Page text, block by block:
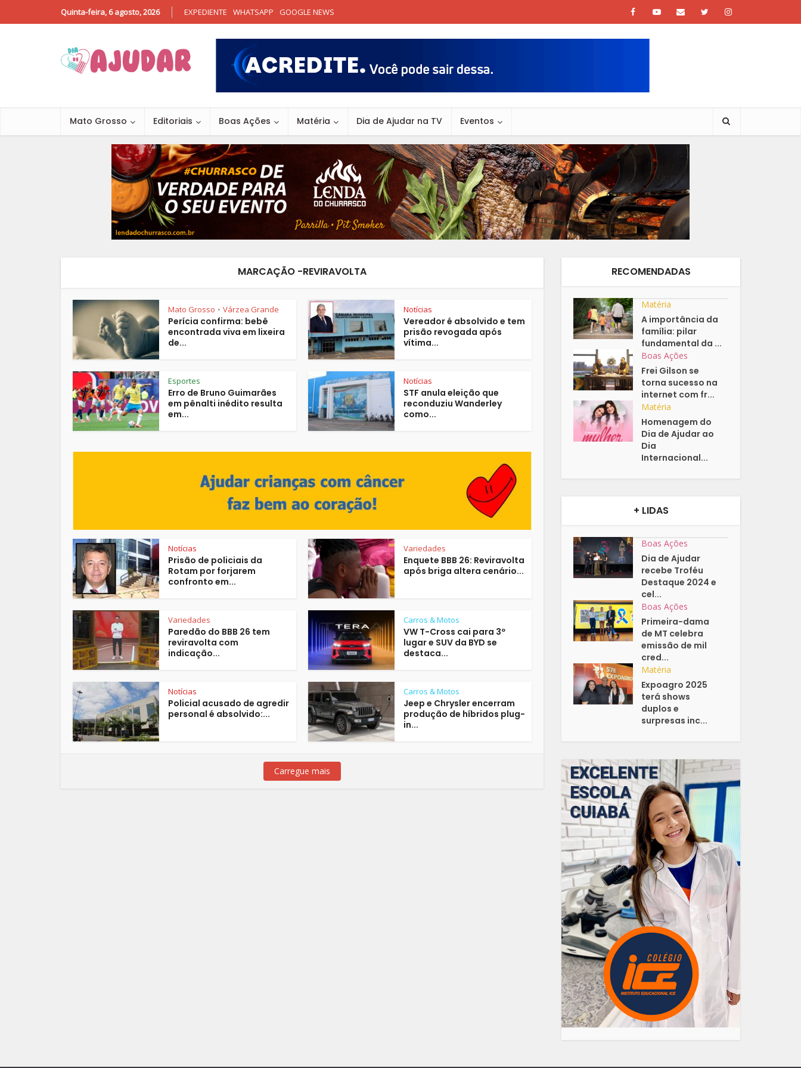
Quinta-feira, 6 agosto, 2026 EXPEDIENTE WHATSAPP GOOGLE NEWS
Mato Grosso Editoriais Boas Ações Matéria Dia de Ajudar na TV Eventos
MARCAÇÃO -REVIRAVOLTA
Mato Grosso • Várzea Grande
Perícia confirma: bebê
encontrada viva em lixeira
de...
Notícias
Vereador é absolvido e tem
prisão revogada após
vítima...
Esportes
Erro de Bruno Guimarães
em pênalti inédito resulta
em...
Notícias
STF anula eleição que
reconduziu Wanderley
como...
Notícias
Prisão de policiais da
Rotam por forjarem
confronto em...
Variedades
Enquete BBB 26: Reviravolta
após briga altera cenário...
Variedades
Paredão do BBB 26 tem
reviravolta com
indicação...
Carros & Motos
VW T-Cross cai para 3º
lugar e SUV da BYD se
destaca...
Notícias
Policial acusado de agredir
personal é absolvido:...
Carros & Motos
Jeep e Chrysler encerram
produção de híbridos plug-
in...
Carregue mais
RECOMENDADAS
Matéria
A importância da
família: pilar
fundamental da ...
Boas Ações
Frei Gilson se
torna sucesso na
internet com fr...
Matéria
Homenagem do
Dia de Ajudar ao
Dia
Internacional...
+ LIDAS
Boas Ações
Dia de Ajudar
recebe Troféu
Destaque 2024 e
cel...
Boas Ações
Primeira-dama
de MT celebra
emissão de mil
cred...
Matéria
Expoagro 2025
terá shows
duplos e
surpresas inc...